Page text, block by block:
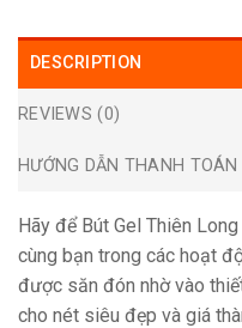
DESCRIPTION
REVIEWS (0)
HƯỚNG DẪN THANH TOÁN
Hãy để Bút Gel Thiên
cùng bạn trong các hoạt
được săn đón nhờ vào
cho nét siêu đẹp và giá